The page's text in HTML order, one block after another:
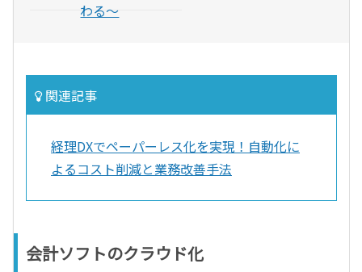
わる〜
関連記事
経理DXでペーパーレス化を実現！自動化に
よるコスト削減と業務改善手法
会計ソフトのクラウド化